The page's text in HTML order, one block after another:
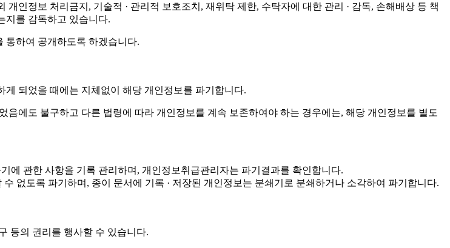
인정보 처리금지, 기술적 · 관리적 보호조치, 재위탁 제한, 수탁자에 대한 관리 · 감독, 손해배상 등 책
지를 감독하고 있습니다.
통하여 공개하도록 하겠습니다.
되었을 때에는 지체없이 해당 개인정보를 파기합니다.
에도 불구하고 다른 법령에 따라 개인정보를 계속 보존하여야 하는 경우에는, 해당 개인정보를 별도
에 관한 사항을 기록 관리하며, 개인정보취급관리자는 파기결과를 확인합니다.
없도록 파기하며, 종이 문서에 기록 · 저장된 개인정보는 분쇄기로 분쇄하거나 소각하여 파기합니다.
등의 권리를 행사할 수 있습니다.